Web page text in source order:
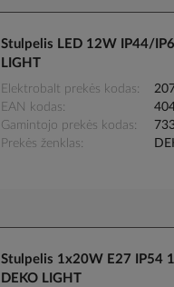
Stulpelis LED 12W IP44/
LIGHT
Elektrobalt prekės kodas
EAN kodas
Gamintojo prekės kodas
Prekės ženklas
Stulpelis 1x20W E27 IP54
DEKO LIGHT